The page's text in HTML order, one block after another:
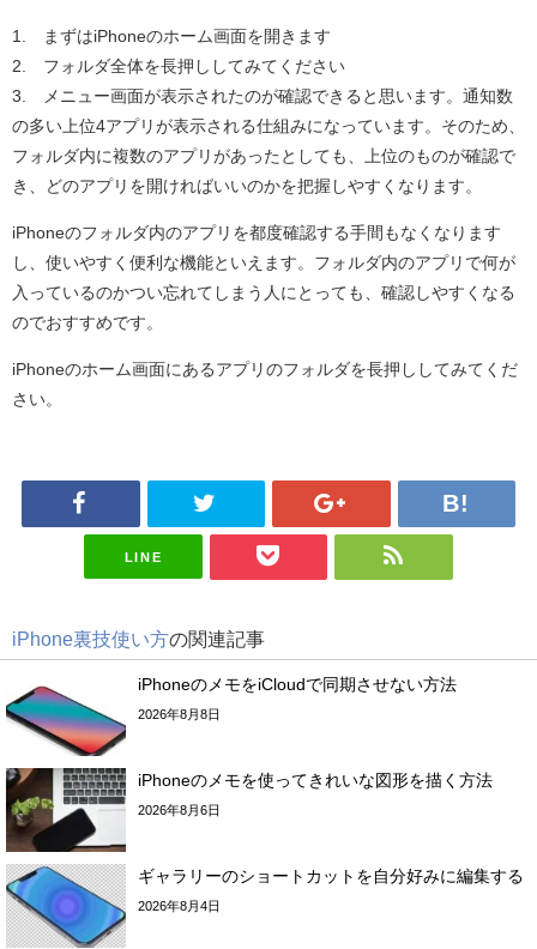
1. まずはiPhoneのホーム画面を開きます
2. フォルダ全体を長押ししてみてください
3. メニュー画面が表示されたのが確認できると思います。通知数
の多い上位4アプリが表示される仕組みになっています。そのため、
フォルダ内に複数のアプリがあったとしても、上位のものが確認で
き、どのアプリを開ければいいのかを把握しやすくなります。
iPhoneのフォルダ内のアプリを都度確認する手間もなくなります
し、使いやすく便利な機能といえます。フォルダ内のアプリで何が
入っているのかつい忘れてしまう人にとっても、確認しやすくなる
のでおすすめです。
iPhoneのホーム画面にあるアプリのフォルダを長押ししてみてくだ
さい。
LINE
iPhone裏技使い方の関連記事
iPhoneのメモをiCloudで同期させない方法
2026年8月8日
iPhoneのメモを使ってきれいな図形を描く方法
2026年8月6日
ギャラリーのショートカットを自分好みに編集する
2026年8月4日